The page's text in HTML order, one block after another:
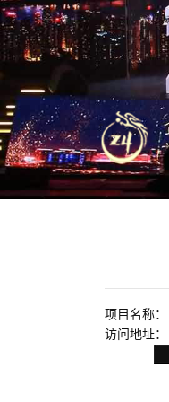
项目名称：
访问地址：